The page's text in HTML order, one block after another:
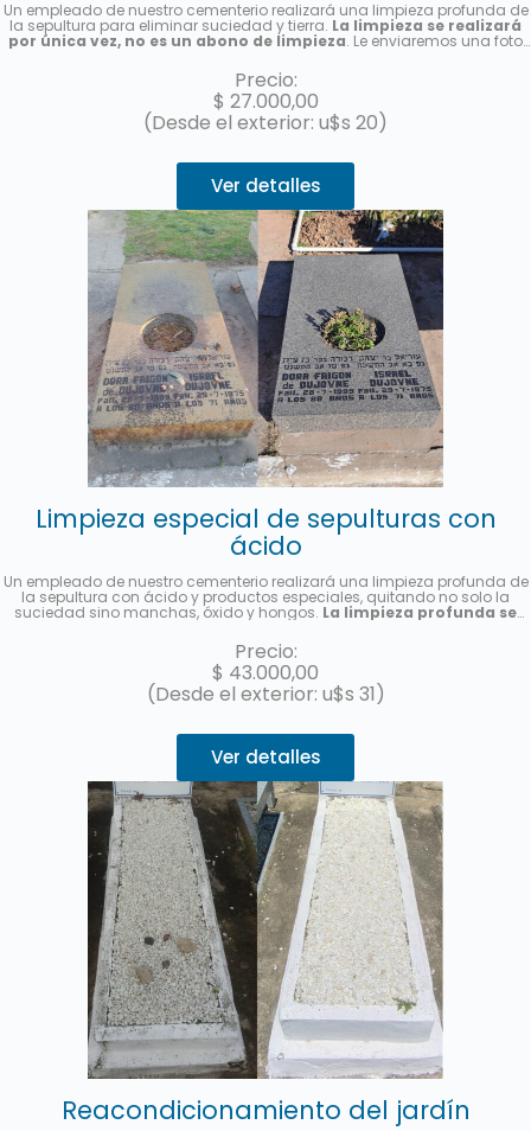
Un empleado de nuestro cementerio realizará una limpieza profunda de
la sepultura para eliminar suciedad y tierra. La limpieza se realizará
por única vez, no es un abono de limpieza. Le enviaremos una foto
Precio:
$ 27.000,00
(Desde el exterior: u$s 20)
Ver detalles
Limpieza especial de sepulturas con
ácido
Un empleado de nuestro cementerio realizará una limpieza profunda de
la sepultura con ácido y productos especiales, quitando no solo la
suciedad sino manchas, óxido y hongos. La limpieza profunda se
una foto una vez finalizado el servicio.
Precio:
$ 43.000,00
(Desde el exterior: u$s 31)
Ver detalles
Reacondicionamiento del jardín